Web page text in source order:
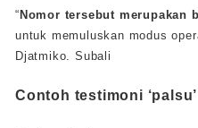
“Nomor tersebut merupakan
untuk memuluskan modus
Djatmiko. Subali
Contoh testimoni